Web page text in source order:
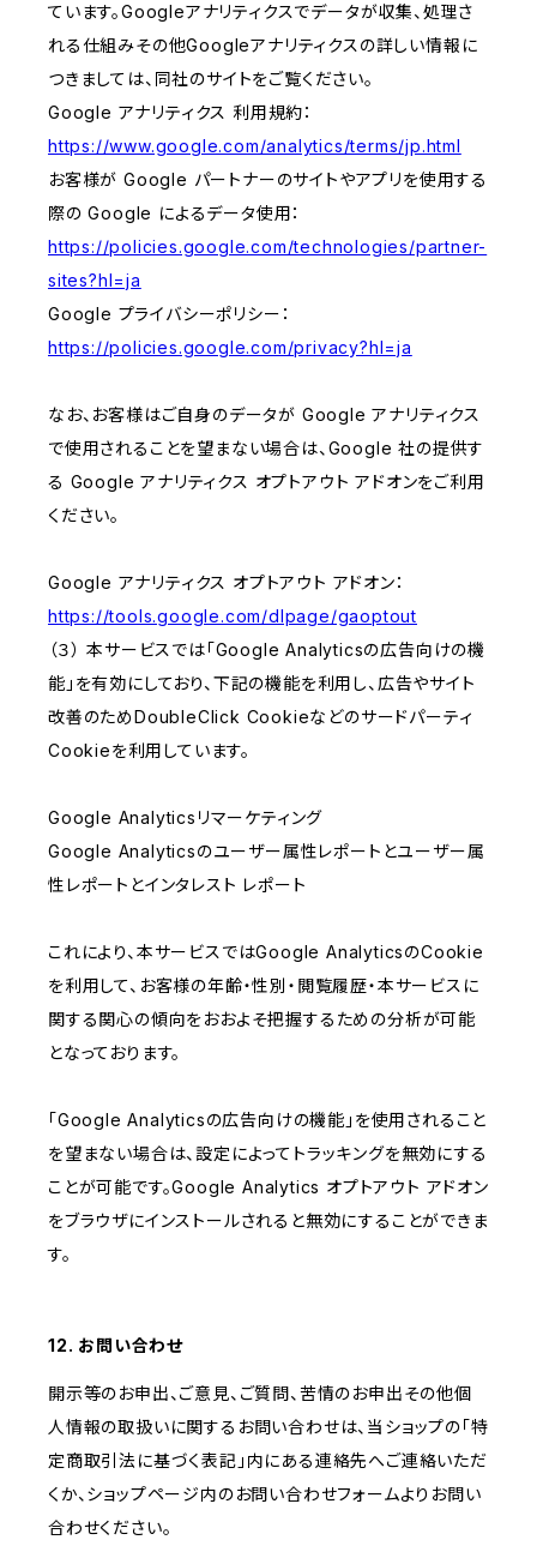
ています。Googleアナリティクスでデータが収集、処理さ
れる仕組みその他Googleアナリティクスの詳しい情報に
つきましては、同社のサイトをご覧ください。
Google アナリティクス 利用規約：
https://www.google.com/analytics/terms/jp.html
お客様が Google パートナーのサイトやアプリを使用する
際の Google によるデータ使用：
https://policies.google.com/technologies/partner-
sites?hl=ja
Google プライバシーポリシー：
https://policies.google.com/privacy?hl=ja
なお、お客様はご自身のデータが Google アナリティクス
で使用されることを望まない場合は、Google 社の提供す
る Google アナリティクス オプトアウト アドオンをご利用
ください。
Google アナリティクス オプトアウト アドオン：
https://tools.google.com/dlpage/gaoptout
（３） 本サービスでは「Google Analyticsの広告向けの機
能」を有効にしており、下記の機能を利用し、広告やサイト
改善のためDoubleClick Cookieなどのサードパーティ
Cookieを利用しています。
Google Analyticsリマーケティング
Google Analyticsのユーザー属性レポートとユーザー属
性レポートとインタレスト レポート
これにより、本サービスではGoogle AnalyticsのCookie
を利用して、お客様の年齢・性別・閲覧履歴・本サービスに
関する関心の傾向をおおよそ把握するための分析が可能
となっております。
「Google Analyticsの広告向けの機能」を使用されること
を望まない場合は、設定によってトラッキングを無効にする
ことが可能です。Google Analytics オプトアウト アドオン
をブラウザにインストールされると無効にすることができま
す。
12. お問い合わせ
開示等のお申出、ご意見、ご質問、苦情のお申出その他個
人情報の取扱いに関するお問い合わせは、当ショップの「特
定商取引法に基づく表記」内にある連絡先へご連絡いただ
くか、ショップページ内のお問い合わせフォームよりお問い
合わせください。